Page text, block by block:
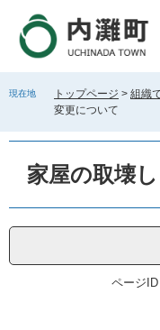
す
し
現在地 トップページ > 組織
変更について
家屋の取壊
ページ